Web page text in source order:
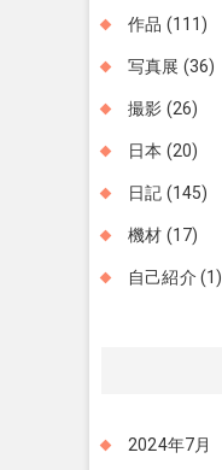
作品 (111)
写真展 (36)
撮影 (26)
日本 (20)
日記 (145)
機材 (17)
自己紹介 (1)
2024年7月